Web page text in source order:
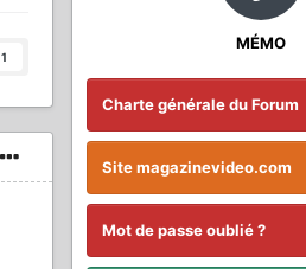
1
MÉMO
Charte générale du Forum
Site magazinevideo.com
Mot de passe oublié ?